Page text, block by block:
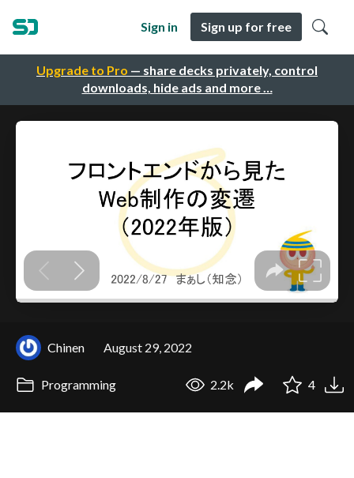
Upgrade to Pro — share decks privately, control
downloads, hide ads and more …
Sign in Sign up for free
Chinen August 29, 2022
Programming 2.2k 4